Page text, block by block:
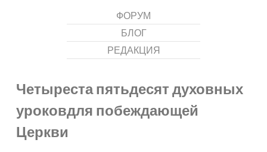
ФОРУМ
БЛОГ
РЕДАКЦИЯ
Четыреста пятьдесят духовных
уроковдля побеждающей
Церкви